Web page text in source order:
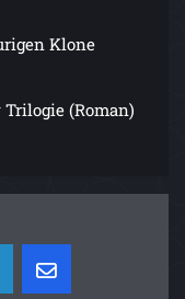
Klone
(Roman)